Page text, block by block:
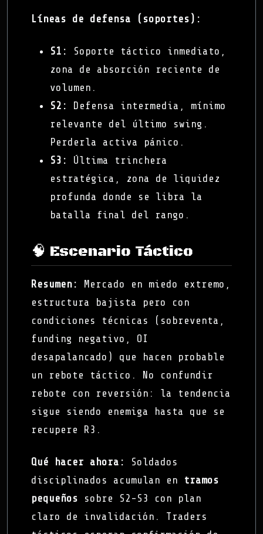
Líneas de defensa (soportes):
S1:
Soporte táctico inmediato,
zona de absorción reciente de
volumen.
S2:
Defensa intermedia, mínimo
relevante del último swing.
Perderla activa pánico.
S3:
Última trinchera
estratégica, zona de liquidez
profunda donde se libra la
batalla final del rango.
🧠 Escenario Táctico
Resumen:
Mercado en miedo extremo,
estructura bajista pero con
condiciones técnicas (sobreventa,
funding negativo, OI
desapalancado) que hacen probable
un rebote táctico. No confundir
rebote con reversión: la tendencia
sigue siendo enemiga hasta que se
recupere R3.
Qué hacer ahora:
Soldados
disciplinados acumulan en tramos
pequeños sobre S2-S3 con plan
claro de invalidación. Traders